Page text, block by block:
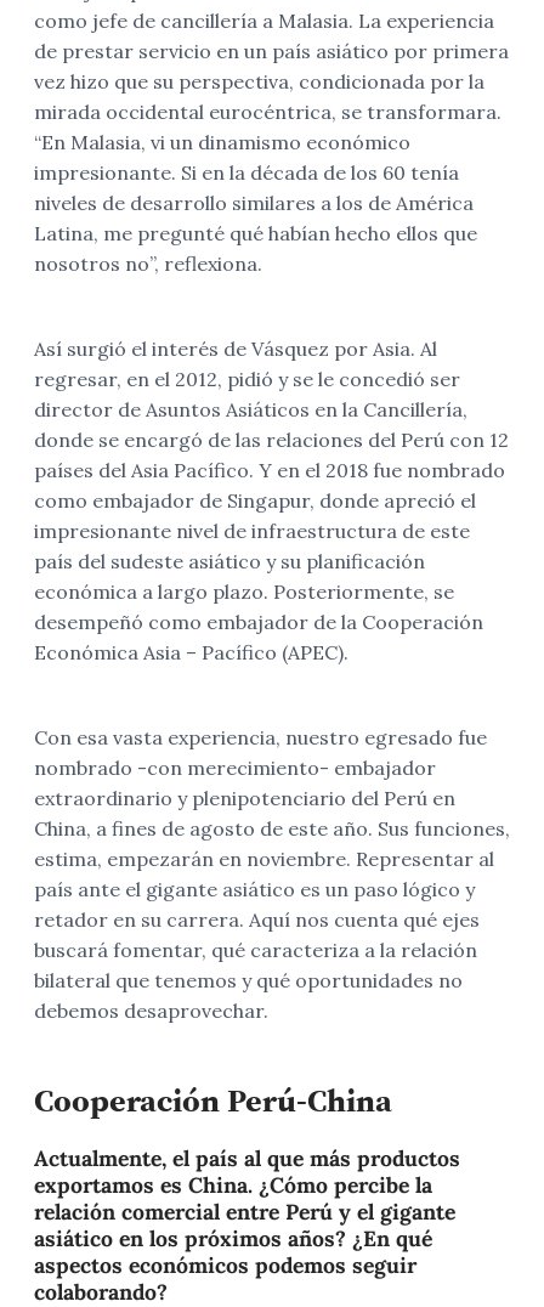
como jefe de cancillería a Malasia. La experiencia
de prestar servicio en un país asiático por primera
vez hizo que su perspectiva, condicionada por la
mirada occidental eurocéntrica, se transformara.
“En Malasia, vi un dinamismo económico
impresionante. Si en la década de los 60 tenía
niveles de desarrollo similares a los de América
Latina, me pregunté qué habían hecho ellos que
nosotros no”, reflexiona.
Así surgió el interés de Vásquez por Asia. Al
regresar, en el 2012, pidió y se le concedió ser
director de Asuntos Asiáticos en la Cancillería,
donde se encargó de las relaciones del Perú con 12
países del Asia Pacífico. Y en el 2018 fue nombrado
como embajador de Singapur, donde apreció el
impresionante nivel de infraestructura de este
país del sudeste asiático y su planificación
económica a largo plazo. Posteriormente, se
desempeñó como embajador de la Cooperación
Económica Asia – Pacífico (APEC).
Con esa vasta experiencia, nuestro egresado fue
nombrado -con merecimiento- embajador
extraordinario y plenipotenciario del Perú en
China, a fines de agosto de este año. Sus funciones,
estima, empezarán en noviembre. Representar al
país ante el gigante asiático es un paso lógico y
retador en su carrera. Aquí nos cuenta qué ejes
buscará fomentar, qué caracteriza a la relación
bilateral que tenemos y qué oportunidades no
debemos desaprovechar.
Cooperación Perú-China
Actualmente, el país al que más productos
exportamos es China. ¿Cómo percibe la
relación comercial entre Perú y el gigante
asiático en los próximos años? ¿En qué
aspectos económicos podemos seguir
colaborando?